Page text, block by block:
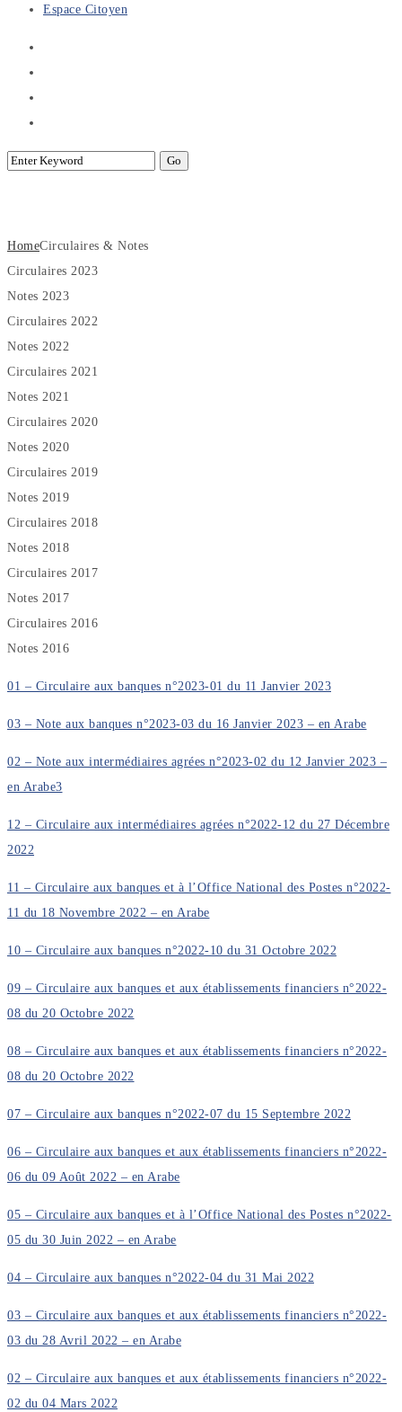
Espace Citoyen
HomeCirculaires & Notes
Circulaires 2023
Notes 2023
Circulaires 2022
Notes 2022
Circulaires 2021
Notes 2021
Circulaires 2020
Notes 2020
Circulaires 2019
Notes 2019
Circulaires 2018
Notes 2018
Circulaires 2017
Notes 2017
Circulaires 2016
Notes 2016
01 – Circulaire aux banques n°2023-01 du 11 Janvier 2023
03 – Note aux banques n°2023-03 du 16 Janvier 2023 – en Arabe
02 – Note aux intermédiaires agrées n°2023-02 du 12 Janvier 2023 –
en Arabe3
12 – Circulaire aux intermédiaires agrées n°2022-12 du 27 Décembre
2022
11 – Circulaire aux banques et à l’Office National des Postes n°2022-
11 du 18 Novembre 2022 – en Arabe
10 – Circulaire aux banques n°2022-10 du 31 Octobre 2022
09 – Circulaire aux banques et aux établissements financiers n°2022-
08 du 20 Octobre 2022
08 – Circulaire aux banques et aux établissements financiers n°2022-
08 du 20 Octobre 2022
07 – Circulaire aux banques n°2022-07 du 15 Septembre 2022
06 – Circulaire aux banques et aux établissements financiers n°2022-
06 du 09 Août 2022 – en Arabe
05 – Circulaire aux banques et à l’Office National des Postes n°2022-
05 du 30 Juin 2022 – en Arabe
04 – Circulaire aux banques n°2022-04 du 31 Mai 2022
03 – Circulaire aux banques et aux établissements financiers n°2022-
03 du 28 Avril 2022 – en Arabe
02 – Circulaire aux banques et aux établissements financiers n°2022-
02 du 04 Mars 2022